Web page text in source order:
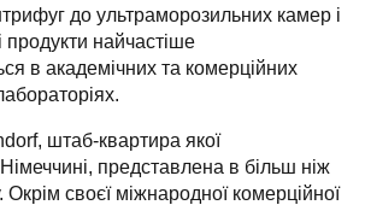
до ультраморозильних камер і
продукти найчастіше
в академічних та комерційних
штаб-квартира якої
представлена в більш ніж
Окрім своєї міжнародної комерційної